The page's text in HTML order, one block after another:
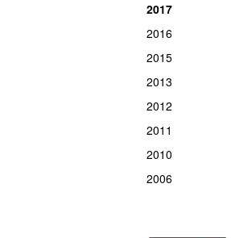
2017
2016
2015
2013
2012
2011
2010
2006